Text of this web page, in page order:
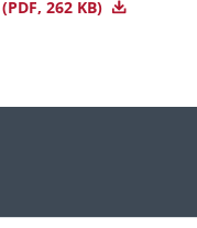
(PDF, 262 KB)